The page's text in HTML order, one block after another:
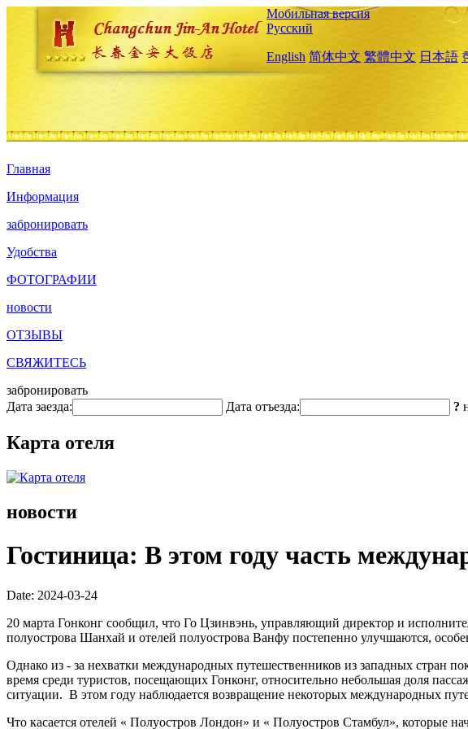
Мобильная версия
Русский
English 简体中文 繁體中文 日本語
Главная
Информация
забронировать
Удобства
ФОТОГРАФИИ
новости
ОТЗЫВЫ
СВЯЖИТЕСЬ
забронировать
Дата заезда:
Дата отъезда: ?
Карта отеля
новости
Гостиница: В этом году часть
Date: 2024-03-24
20 марта Гонконг сообщил, что Го Цзинвэнь, управляющий директор и
полуострова Шанхай и отелей полуострова Ванфу постепенно улучшаются,
Однако из - за нехватки международных путешественников из западных стран
время среди туристов, посещающих Гонконг, относительно небольшая доля
ситуации. В этом году наблюдается возвращение некоторых международных
Что касается отелей « Полуостров Лондон» и « Полуостров Стамбул», которые